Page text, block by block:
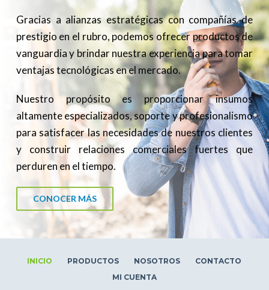
Gracias a alianzas estratégicas con compañías de
prestigio en el rubro, podemos ofrecer productos de
vanguardia y brindar nuestra experiencia para tomar
ventajas tecnológicas en el mercado.
Nuestro propósito es proporcionar insumos
altamente especializados, soporte y profesionalismo
para satisfacer las necesidades de nuestros clientes
y construir relaciones comerciales fuertes que
perduren en el tiempo.
CONOCER MÁS
INICIO PRODUCTOS NOSOTROS
CONTACTO
MI CUENTA